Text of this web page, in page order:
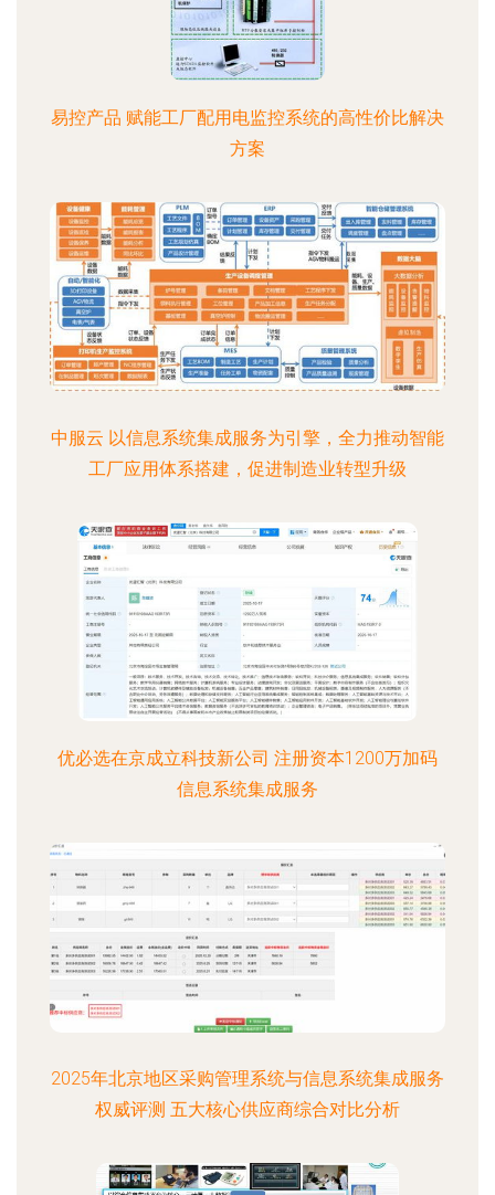
易控产品 赋能工厂配用电监控系统的高性价比解决
方案
中服云 以信息系统集成服务为引擎，全力推动智能
工厂应用体系搭建，促进制造业转型升级
优必选在京成立科技新公司 注册资本1200万加码
信息系统集成服务
2025年北京地区采购管理系统与信息系统集成服务
权威评测 五大核心供应商综合对比分析